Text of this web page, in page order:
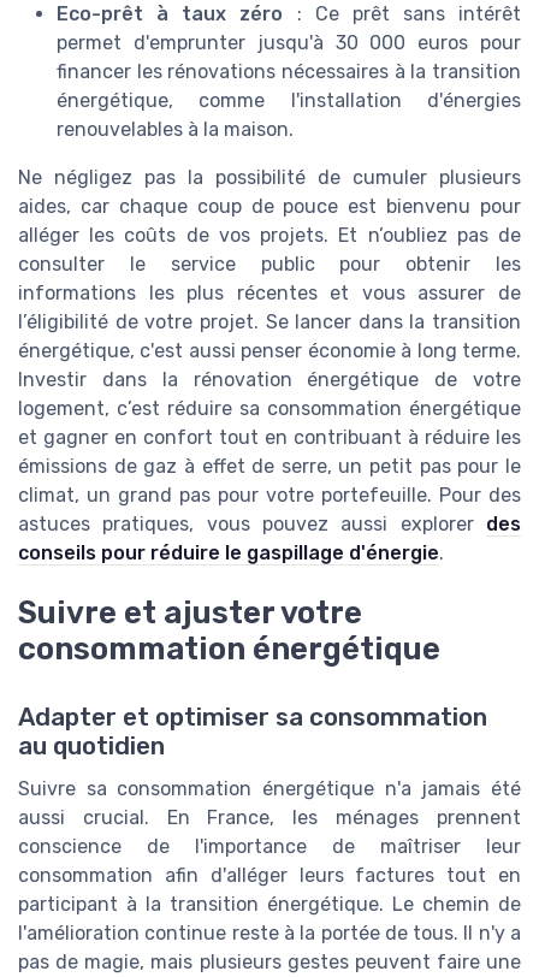
Eco-prêt à taux zéro : Ce prêt sans intérêt
permet d'emprunter jusqu'à 30 000 euros pour
financer les rénovations nécessaires à la transition
énergétique, comme l'installation d'énergies
renouvelables à la maison.
Ne négligez pas la possibilité de cumuler plusieurs
aides, car chaque coup de pouce est bienvenu pour
alléger les coûts de vos projets. Et n’oubliez pas de
consulter le service public pour obtenir les
informations les plus récentes et vous assurer de
l’éligibilité de votre projet. Se lancer dans la transition
énergétique, c'est aussi penser économie à long terme.
Investir dans la rénovation énergétique de votre
logement, c’est réduire sa consommation énergétique
et gagner en confort tout en contribuant à réduire les
émissions de gaz à effet de serre, un petit pas pour le
climat, un grand pas pour votre portefeuille. Pour des
astuces pratiques, vous pouvez aussi explorer des
conseils pour réduire le gaspillage d'énergie.
Suivre et ajuster votre
consommation énergétique
Adapter et optimiser sa consommation
au quotidien
Suivre sa consommation énergétique n'a jamais été
aussi crucial. En France, les ménages prennent
conscience de l'importance de maîtriser leur
consommation afin d'alléger leurs factures tout en
participant à la transition énergétique. Le chemin de
l'amélioration continue reste à la portée de tous. Il n'y a
pas de magie, mais plusieurs gestes peuvent faire une